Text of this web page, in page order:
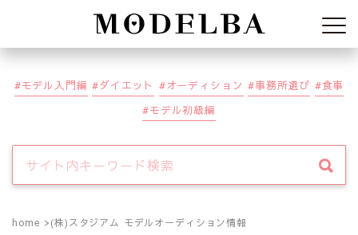
Modelba
モデル入門編 ダイエット オーディション 事務所選び
食事
モデル初級編
home (株)スタジアム モデルオーディション情報